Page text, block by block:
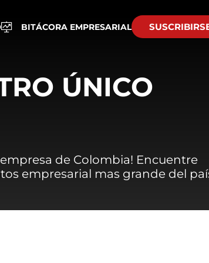
BITÁCORA EMPRESARIAL
ÚNICO
de Colombia! Encuentre
empresarial mas grande del